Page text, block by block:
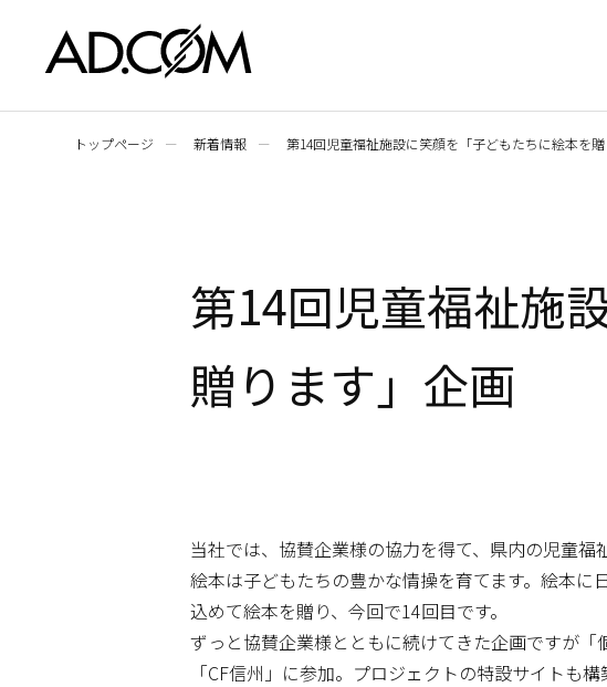
トップページ 新着情報 第14回児童福祉施設に笑顔を「子どもたちに絵本を
第14回児童福祉施
贈ります」企画
当社では、協賛企業様の協力を得て、県内の児童福
絵本は子どもたちの豊かな情操を育てます。絵本
込めて絵本を贈り、今回で14回目です。
ずっと協賛企業様とともに続けてきた企画ですが
「CF信州」に参加。プロジェクトの特設サイトも